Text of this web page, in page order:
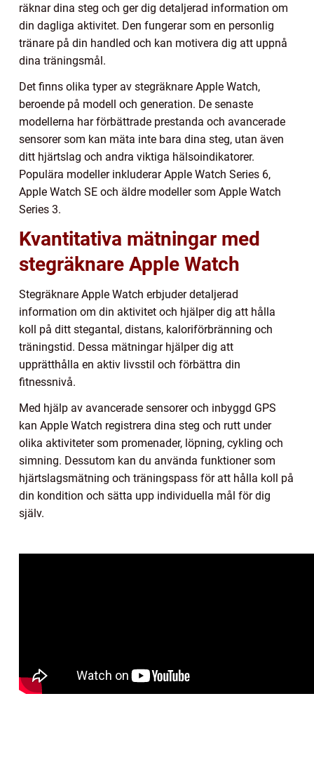
räknar dina steg och ger dig detaljerad information om
din dagliga aktivitet. Den fungerar som en personlig
tränare på din handled och kan motivera dig att uppnå
dina träningsmål.
Det finns olika typer av stegräknare Apple Watch,
beroende på modell och generation. De senaste
modellerna har förbättrade prestanda och avancerade
sensorer som kan mäta inte bara dina steg, utan även
ditt hjärtslag och andra viktiga hälsoindikatorer.
Populära modeller inkluderar Apple Watch Series 6,
Apple Watch SE och äldre modeller som Apple Watch
Series 3.
Kvantitativa mätningar med
stegräknare Apple Watch
Stegräknare Apple Watch erbjuder detaljerad
information om din aktivitet och hjälper dig att hålla
koll på ditt stegantal, distans, kaloriförbränning och
träningstid. Dessa mätningar hjälper dig att
upprätthålla en aktiv livsstil och förbättra din
fitnessnivå.
Med hjälp av avancerade sensorer och inbyggd GPS
kan Apple Watch registrera dina steg och rutt under
olika aktiviteter som promenader, löpning, cykling och
simning. Dessutom kan du använda funktioner som
hjärtslagsmätning och träningspass för att hålla koll på
din kondition och sätta upp individuella mål för dig
själv.